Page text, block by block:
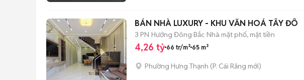
BÁN NHÀ LUXURY - KHU VĂN HOÁ TÂY ĐÔ
3 PN Hướng Đông Bắc Nhà mặt phố, mặt tiền
4,26 tỷ 66 tr/m² 65 m²
Phường Hưng Thạnh (P. Cái Răng mới)